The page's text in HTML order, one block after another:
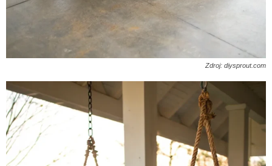
Zdroj: diysprout.com